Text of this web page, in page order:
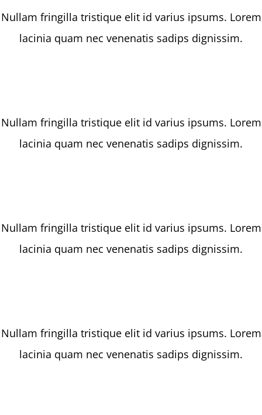
Nullam fringilla tristique elit id varius ipsums. Lorem
lacinia quam nec venenatis sadips dignissim.
Nullam fringilla tristique elit id varius ipsums. Lorem
lacinia quam nec venenatis sadips dignissim.
Nullam fringilla tristique elit id varius ipsums. Lorem
lacinia quam nec venenatis sadips dignissim.
Nullam fringilla tristique elit id varius ipsums. Lorem
lacinia quam nec venenatis sadips dignissim.